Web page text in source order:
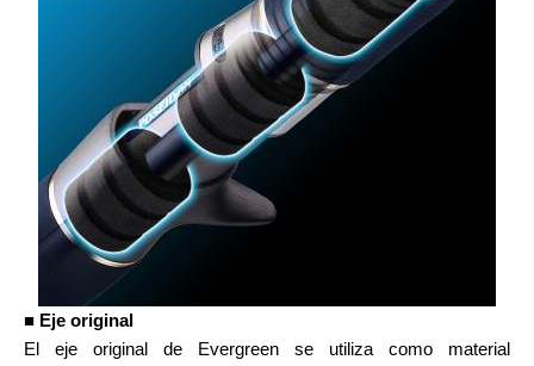
■ Eje original
El eje original de Evergreen se utiliza como material